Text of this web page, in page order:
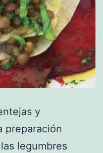
y
preparación
legumbres